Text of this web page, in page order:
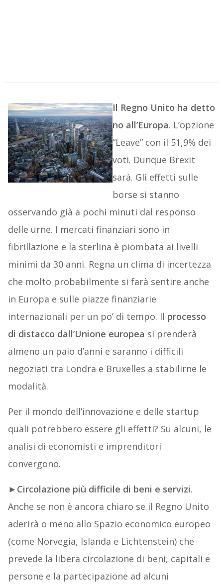
Il Regno Unito ha detto
no all’Europa. L’opzione
“Leave” con il 51,9% dei
voti. Dunque Brexit
sarà. Gli effetti sulle
borse si stanno
osservando già a pochi minuti dal responso
delle urne. I mercati finanziari sono in
fibrillazione e la sterlina è piombata ai livelli
minimi da 30 anni. Regna un clima di incertezza
che molto probabilmente si farà sentire anche
in Europa e sulle piazze finanziarie
internazionali per un po’ di tempo. Il processo
di distacco dall’Unione europea si prenderà
almeno un paio d’anni e saranno i difficili
negoziati tra Londra e Bruxelles a stabilirne le
modalità.
Per il mondo dell’innovazione e delle startup
quali potrebbero essere gli effetti? Su alcuni, le
analisi di economisti e imprenditori
convergono.
► Circolazione più difficile di beni e servizi.
Anche se non è ancora chiaro se il Regno Unito
aderirà o meno allo Spazio economico europeo
(come Norvegia, Islanda e Lichtenstein) che
prevede la libera circolazione di beni, capitali e
persone e la partecipazione ad alcuni